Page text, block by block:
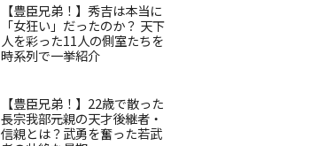
【豊臣兄弟！】秀吉は本当に
「女狂い」だったのか？ 天下
人を彩った11人の側室たちを
時系列で一挙紹介
【豊臣兄弟！】22歳で散った
長宗我部元親の天才後継者・
信親とは？武勇を奮った若武